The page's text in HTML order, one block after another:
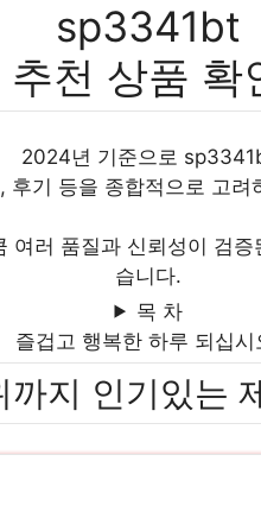
sp3341bt
추천 상품 확
2024년 기준으로
후기 등을 종합적으로 고
여러 품질과 신뢰성이 검
습니다.
목 차
즐겁고 행복한 하루 되십시
지 인기있는